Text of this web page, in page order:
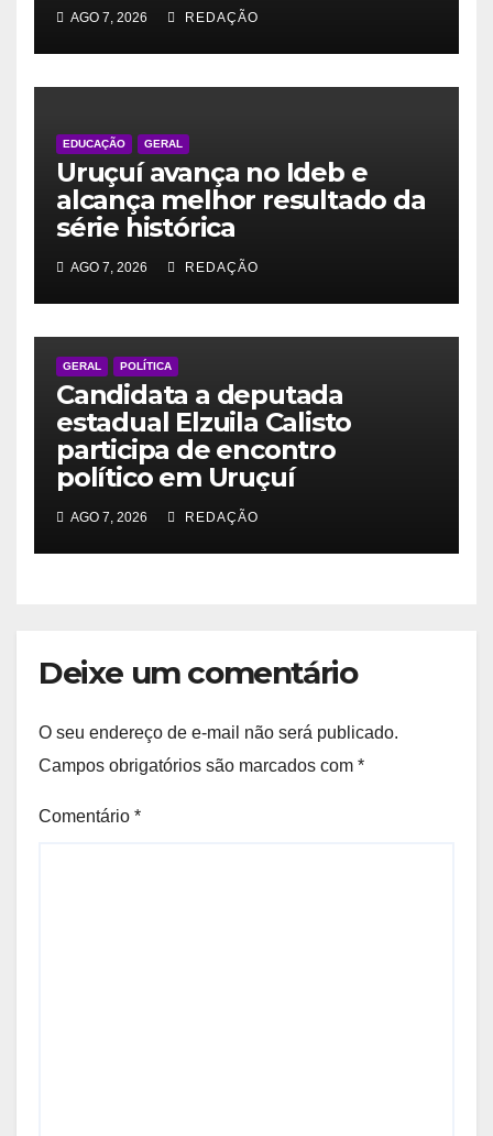
AGO 7, 2026 REDAÇÃO
EDUCAÇÃO GERAL
Uruçuí avança no Ideb e
alcança melhor resultado da
série histórica
AGO 7, 2026 REDAÇÃO
GERAL POLÍTICA
Candidata a deputada
estadual Elzuila Calisto
participa de encontro
político em Uruçuí
AGO 7, 2026 REDAÇÃO
Deixe um comentário
O seu endereço de e-mail não será publicado.
Campos obrigatórios são marcados com *
Comentário *